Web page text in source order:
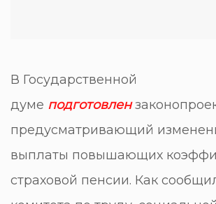
В Государственной
думе подготовлен
предусматривающий
выплаты повышающих
страховой пенсии. Как